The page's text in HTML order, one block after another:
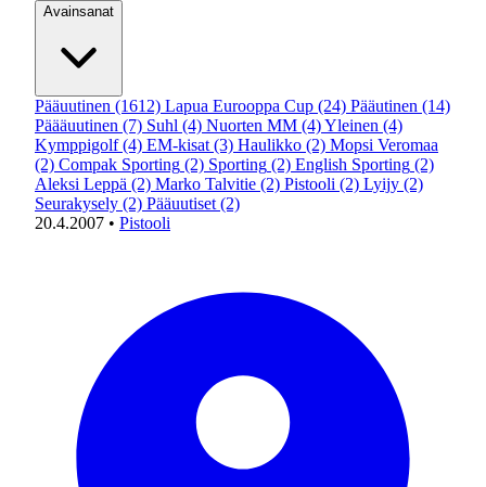
Avainsanat
Pääuutinen (1612) Lapua Eurooppa Cup (24) Pääutinen (14)
Päääuutinen (7) Suhl (4) Nuorten MM (4)Yleinen (4)
Kymppigolf (4) EM-kisat (3) Haulikko (2) Mopsi Veromaa
(2) Compak Sporting (2) Sporting (2) English Sporting (2)
Aleksi Leppä (2) Marko Talvitie (2) Pistooli (2) Lyijy (2)
Seurakysely (2) Pääuutiset (2)
20.4.2007 • Pistooli